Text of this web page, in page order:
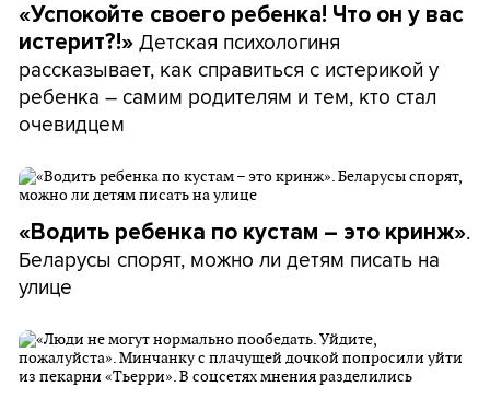
«Успокойте своего ребенка! Что он у вас
истерит?!» Детская психологиня
рассказывает, как справиться с истерикой у
ребенка – самим родителям и тем, кто стал
очевидцем
«Водить ребенка по кустам – это кринж».
Беларусы спорят, можно ли детям писать на
улице